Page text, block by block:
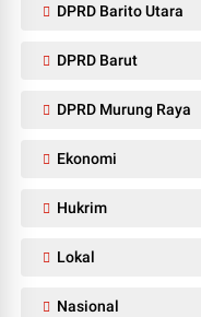
DPRD Barito Utara
DPRD Barut
DPRD Murung Raya
Ekonomi
Hukrim
Lokal
Nasional